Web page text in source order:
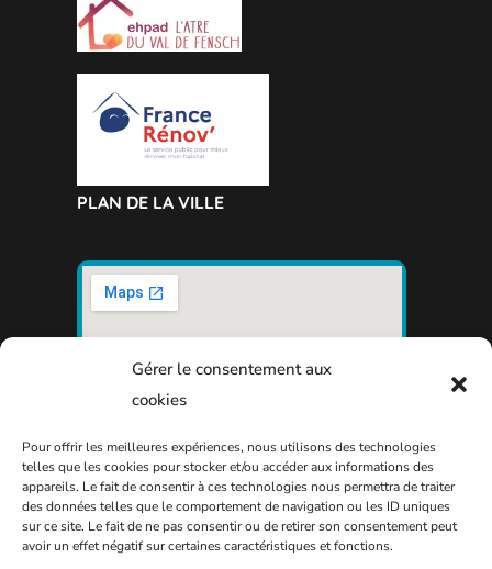
Gérer le consentement aux
cookies
Pour offrir les meilleures expériences, nous utilisons des technologies
telles que les cookies pour stocker et/ou accéder aux informations des
appareils. Le fait de consentir à ces technologies nous permettra de traiter
des données telles que le comportement de navigation ou les ID uniques
sur ce site. Le fait de ne pas consentir ou de retirer son consentement peut
avoir un effet négatif sur certaines caractéristiques et fonctions.
PLAN DE LA VILLE